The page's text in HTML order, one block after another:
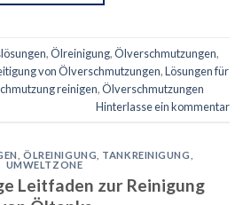
,Ölreinigung,Ölverschmutzungen,
von Ölverschmutzungen,Lösungen für
reinigen,Ölverschmutzungen
Hinterlasse ein kommentar
,ÖLREINIGUNG TANKREINIGUNG
UMWELTZONE
Leitfaden zur Reinigung